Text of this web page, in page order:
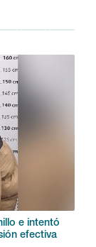
e intentó
efectiva